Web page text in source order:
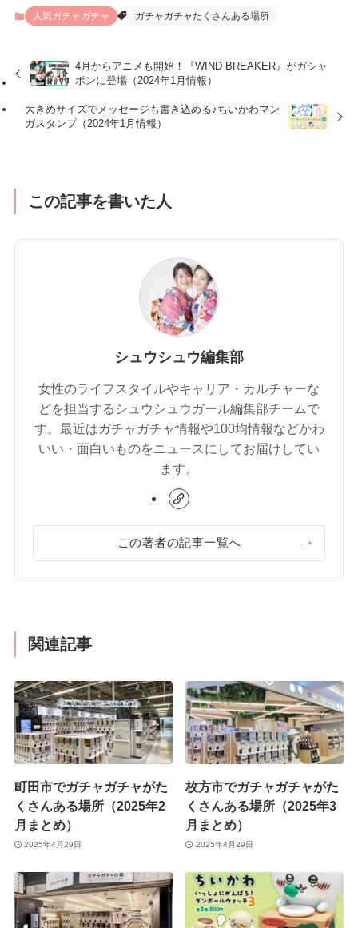
人気ガチャガチャ ガチャガチャたくさんある場所
4月からアニメも開始！『WIND BREAKER』がガシャ
ポンに登場（2024年1月情報）
大きめサイズでメッセージも書き込める♪ちいかわマン
ガスタンプ（2024年1月情報）
この記事を書いた人
シュウシュウ編集部
女性のライフスタイルやキャリア・カルチャーな
どを担当するシュウシュウガール編集部チームで
す。最近はガチャガチャ情報や100均情報などかわ
いい・面白いものをニュースにしてお届けしてい
ます。
この著者の記事一覧へ
関連記事
町田市でガチャガチャがた
くさんある場所（2025年2
月まとめ）
2025年4月29日
枚方市でガチャガチャがた
くさんある場所（2025年3
月まとめ）
2025年4月29日